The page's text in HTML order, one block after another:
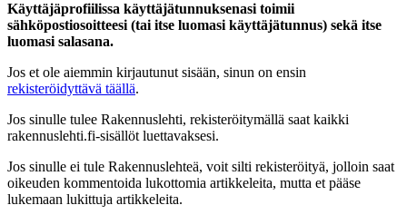
Käyttäjäprofiilissa käyttäjätunnuksenasi toimii
sähköpostiosoitteesi (tai itse luomasi käyttäjätunnus) sekä itse
luomasi salasana.
Jos et ole aiemmin kirjautunut sisään, sinun on ensin
rekisteröidyttävä täällä.
Jos sinulle tulee Rakennuslehti, rekisteröitymällä saat kaikki
rakennuslehti.fi-sisällöt luettavaksesi.
Jos sinulle ei tule Rakennuslehteä, voit silti rekisteröityä, jolloin saat
oikeuden kommentoida lukottomia artikkeleita, mutta et pääse
lukemaan lukittuja artikkeleita.